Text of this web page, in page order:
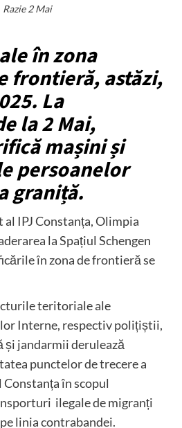
Razie 2 Mai
în zona
frontieră, astăzi,
La
la 2 Mai,
mașini și
persoanelor
graniță.
IPJ Constanța, Olimpia
la Spațiul Schengen
în zona de frontieră se
teritoriale ale
Interne, respectiv polițiștii,
jandarmii derulează
punctelor de trecere a
în scopul
ilegale de migranți
linia contrabandei.